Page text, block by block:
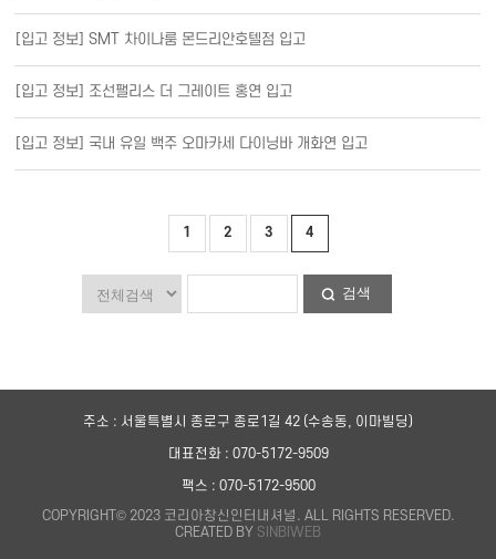
[입고 정보] SMT 차이나룸 몬드리안호텔점 입고
[입고 정보] 조선팰리스 더 그레이트 홍연 입고
[입고 정보] 국내 유일 백주 오마카세 다이닝바 개화연 입고
1 2 3 4
검색
주소 : 서울특별시 종로구 종로1길 42 (수송동, 이마빌딩)
대표전화 : 070-5172-9509
팩스 : 070-5172-9500
COPYRIGHT© 2023 코리아창신인터내셔널. ALL RIGHTS RESERVED.
CREATED BY SINBIWEB